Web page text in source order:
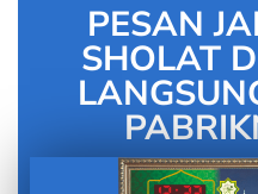
PESAN
SHOLAT